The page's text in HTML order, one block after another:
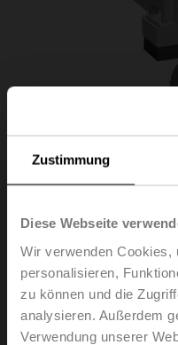
Zustimmung
Diese Webseite
Wir verwenden Cookies,
personalisieren,
zu können und die
analysieren. Außerdem
Verwendung unserer
R7032R-
Umschaltkugelhahn, 3-
600 kPa, Kvs 32 m³/h,
[14...212°F]